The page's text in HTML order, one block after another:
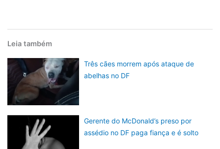
Leia também
Três cães morrem após ataque de
abelhas no DF
Gerente do McDonald’s preso por
assédio no DF paga fiança e é solto